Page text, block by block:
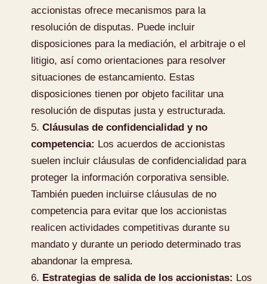
accionistas ofrece mecanismos para la
resolución de disputas. Puede incluir
disposiciones para la mediación, el arbitraje o el
litigio, así como orientaciones para resolver
situaciones de estancamiento. Estas
disposiciones tienen por objeto facilitar una
resolución de disputas justa y estructurada.
Cláusulas de confidencialidad y no
competencia: Los acuerdos de accionistas
suelen incluir cláusulas de confidencialidad para
proteger la información corporativa sensible.
También pueden incluirse cláusulas de no
competencia para evitar que los accionistas
realicen actividades competitivas durante su
mandato y durante un periodo determinado tras
abandonar la empresa.
Estrategias de salida de los accionistas: Los